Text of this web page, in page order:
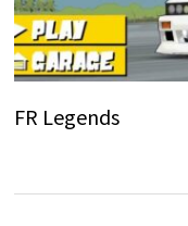
FR Legends